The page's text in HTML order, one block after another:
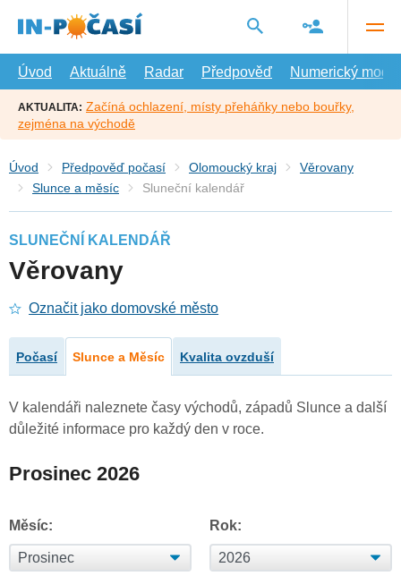
hlavní
Úvod
Aktuálně Radar Předpověď Numerický model
AKTUALITA: Začíná ochlazení, místy přeháňky nebo bouřky,
zejména na východě
Úvod Předpověď počasí Olomoucký kraj
Věrovany
Slunce a měsíc
Sluneční kalendář
SLUNEČNÍ KALENDÁŘ
Věrovany
Označit jako domovské město
Počasí Slunce a Měsíc Kvalita ovzduší
V kalendáři naleznete časy východů, západů Slunce a další
důležité informace pro každý den v roce.
Prosinec 2026
Měsíc: Rok: